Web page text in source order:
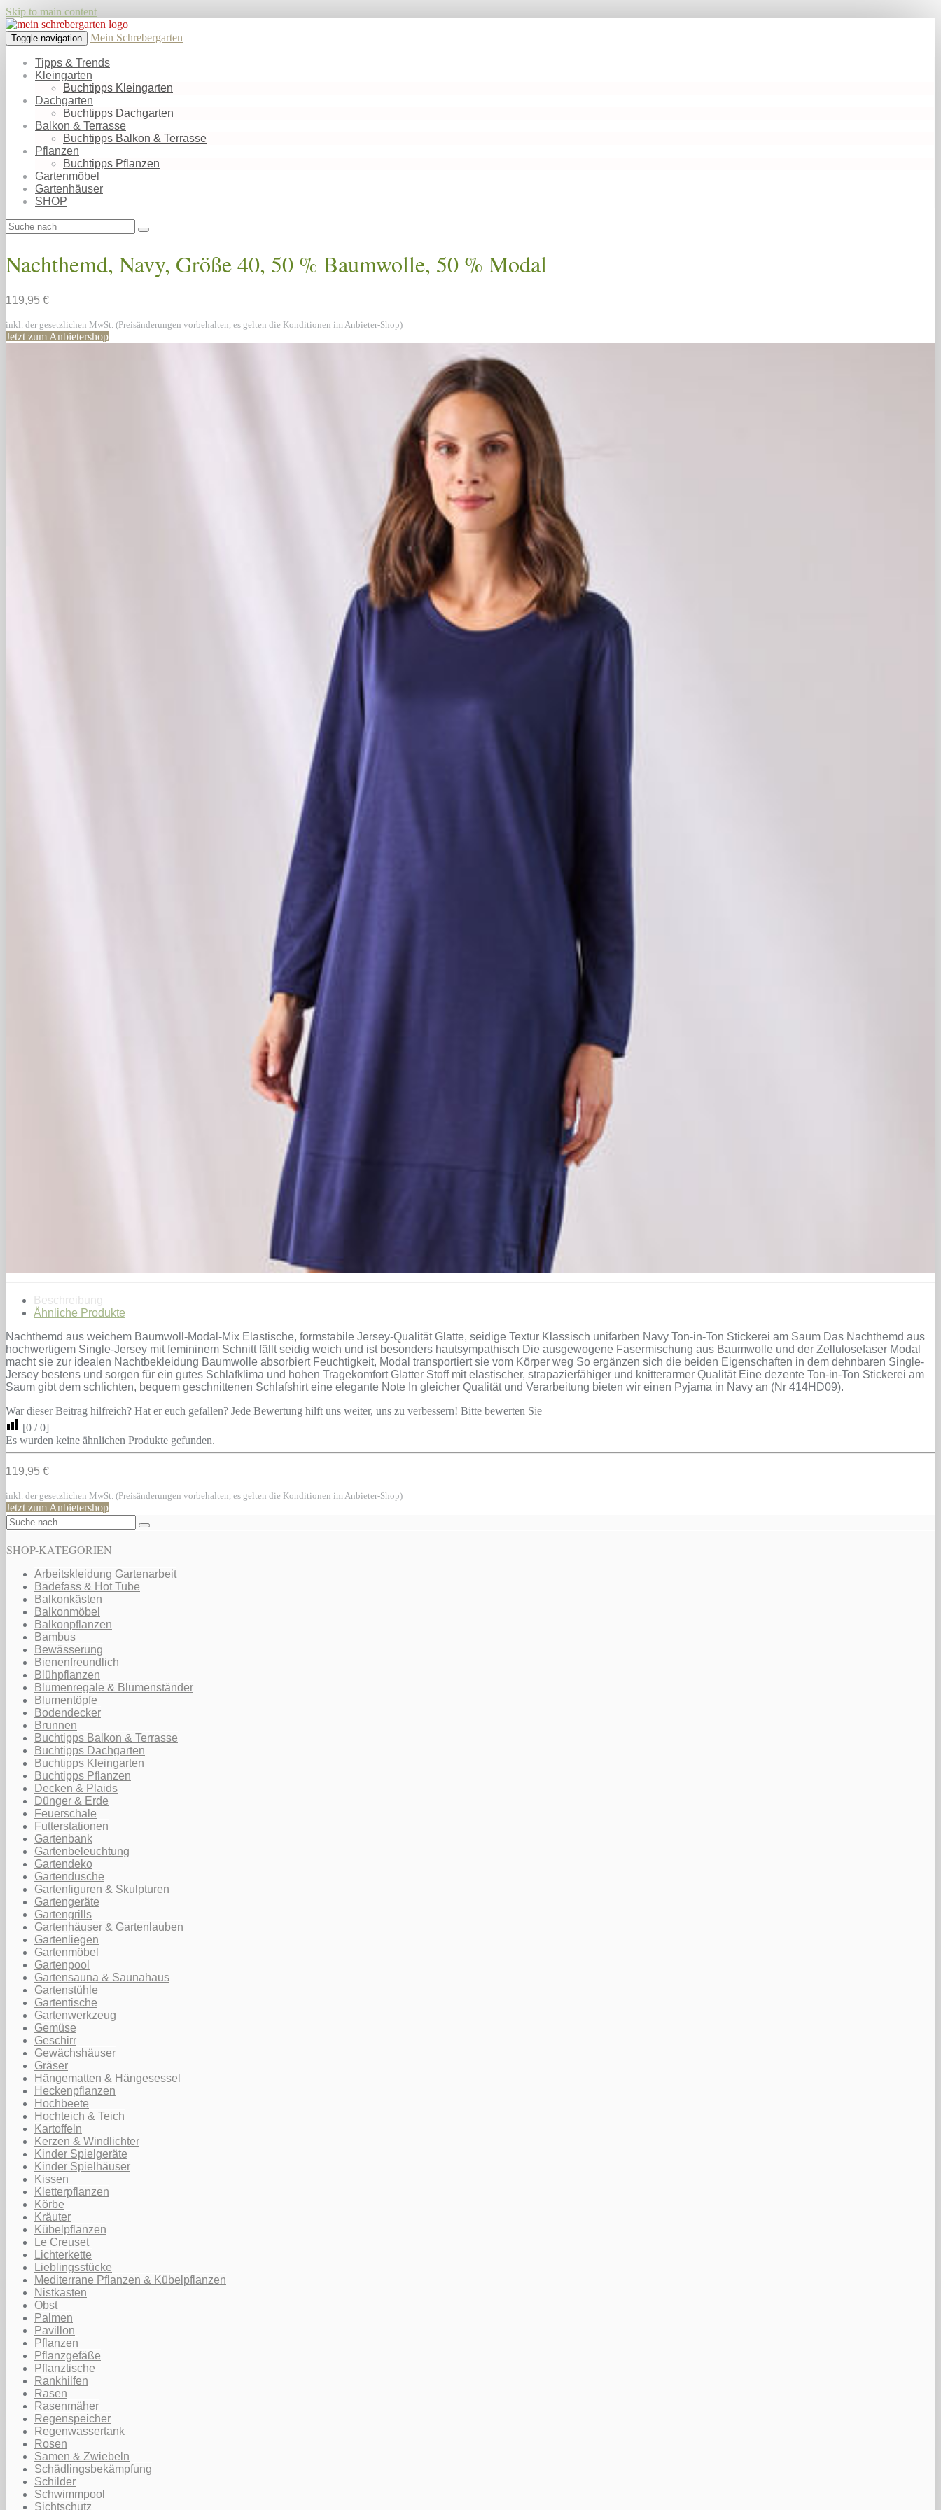
Skip to main content
Toggle navigation Mein Schrebergarten
Tipps & Trends
Kleingarten
Buchtipps Kleingarten
Dachgarten
Buchtipps Dachgarten
Balkon & Terrasse
Buchtipps Balkon & Terrasse
Pflanzen
Buchtipps Pflanzen
Gartenmöbel
Gartenhäuser
SHOP
Nachthemd, Navy, Größe 40, 50 % Baumwolle, 50 % Modal
119,95 €
inkl. der gesetzlichen MwSt. (Preisänderungen vorbehalten, es gelten die Konditionen im Anbieter-Shop)
Jetzt zum Anbietershop
Beschreibung
Ähnliche Produkte
Nachthemd aus weichem Baumwoll-Modal-Mix Elastische, formstabile Jersey-Qualität Glatte, seidige Textur Klassisch unifarben Navy Ton-in-Ton Stickerei am Saum Das Nachthemd aus
hochwertigem Single-Jersey mit femininem Schnitt fällt seidig weich und ist besonders hautsympathisch Die ausgewogene Fasermischung aus Baumwolle und der Zellulosefaser Modal
macht sie zur idealen Nachtbekleidung Baumwolle absorbiert Feuchtigkeit, Modal transportiert sie vom Körper weg So ergänzen sich die beiden Eigenschaften in dem dehnbaren Single-
Jersey bestens und sorgen für ein gutes Schlafklima und hohen Tragekomfort Glatter Stoff mit elastischer, strapazierfähiger und knitterarmer Qualität Eine dezente Ton-in-Ton Stickerei am
Saum gibt dem schlichten, bequem geschnittenen Schlafshirt eine elegante Note In gleicher Qualität und Verarbeitung bieten wir einen Pyjama in Navy an (Nr 414HD09).
War dieser Beitrag hilfreich? Hat er euch gefallen? Jede Bewertung hilft uns weiter, uns zu verbessern! Bitte bewerten Sie
[0 /0]
Es wurden keine ähnlichen Produkte gefunden.
119,95 €
inkl. der gesetzlichen MwSt. (Preisänderungen vorbehalten, es gelten die Konditionen im Anbieter-Shop)
Jetzt zum Anbietershop
SHOP-KATEGORIEN
Arbeitskleidung Gartenarbeit
Badefass & Hot Tube
Balkonkästen
Balkonmöbel
Balkonpflanzen
Bambus
Bewässerung
Bienenfreundlich
Blühpflanzen
Blumenregale & Blumenständer
Blumentöpfe
Bodendecker
Brunnen
Buchtipps Balkon & Terrasse
Buchtipps Dachgarten
Buchtipps Kleingarten
Buchtipps Pflanzen
Decken & Plaids
Dünger & Erde
Feuerschale
Futterstationen
Gartenbank
Gartenbeleuchtung
Gartendeko
Gartendusche
Gartenfiguren & Skulpturen
Gartengeräte
Gartengrills
Gartenhäuser & Gartenlauben
Gartenliegen
Gartenmöbel
Gartenpool
Gartensauna & Saunahaus
Gartenstühle
Gartentische
Gartenwerkzeug
Gemüse
Geschirr
Gewächshäuser
Gräser
Hängematten & Hängesessel
Heckenpflanzen
Hochbeete
Hochteich & Teich
Kartoffeln
Kerzen & Windlichter
Kinder Spielgeräte
Kinder Spielhäuser
Kissen
Kletterpflanzen
Körbe
Kräuter
Kübelpflanzen
Le Creuset
Lichterkette
Lieblingsstücke
Mediterrane Pflanzen & Kübelpflanzen
Nistkasten
Obst
Palmen
Pavillon
Pflanzen
Pflanzgefäße
Pflanztische
Rankhilfen
Rasen
Rasenmäher
Regenspeicher
Regenwassertank
Rosen
Samen & Zwiebeln
Schädlingsbekämpfung
Schilder
Schwimmpool
Sichtschutz